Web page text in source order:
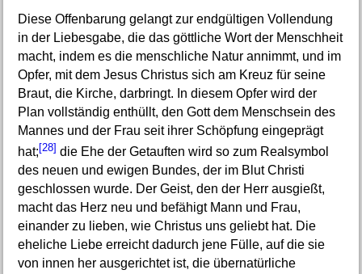
Diese Offenbarung gelangt zur endgültigen Vollendung
in der Liebesgabe, die das göttliche Wort der Menschheit
macht, indem es die menschliche Natur annimmt, und im
Opfer, mit dem Jesus Christus sich am Kreuz für seine
Braut, die Kirche, darbringt. In diesem Opfer wird der
Plan vollständig enthüllt, den Gott dem Menschsein des
Mannes und der Frau seit ihrer Schöpfung eingeprägt
hat;[28] die Ehe der Getauften wird so zum Realsymbol
des neuen und ewigen Bundes, der im Blut Christi
geschlossen wurde. Der Geist, den der Herr ausgießt,
macht das Herz neu und befähigt Mann und Frau,
einander zu lieben, wie Christus uns geliebt hat. Die
eheliche Liebe erreicht dadurch jene Fülle, auf die sie
von innen her ausgerichtet ist, die übernatürliche